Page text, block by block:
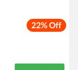
22% Off